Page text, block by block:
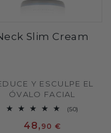
Slim Cream
Fornecedor:
Y ESCULPE EL
ÓVALO FACIAL
(50)
Preço
48, 90 €